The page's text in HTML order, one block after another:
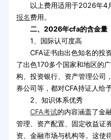
以上费用适用于2026年4
报名费用。
二、2026年cfa的含金量
1、国际认可度高
CFA证书由出色知名的投资
了出色170多个国家和地区的
构、投资银行、资产管理公司
券公司等，都对CFA持证人给
2、知识体系优秀
CFA考试的内容涵盖了金
管理、资产配置、固定收益证
资、金融市场与机构等。这使